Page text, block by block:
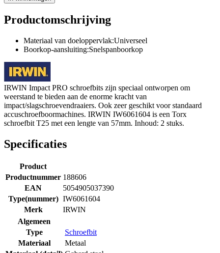
Productomschrijving
Materiaal van doeloppervlak:Universeel
Boorkop-aansluiting:Snelspanboorkop
IRWIN Impact PRO schroefbits zijn speciaal ontworpen om
weerstand te bieden aan de enorme kracht van
impact/slagschroevendraaiers. Ook zeer geschikt voor standaard
accuschroefboormachines. IRWIN IW6061604 is een Torx
schroefbit T25 met een lengte van 57mm. Inhoud: 2 stuks.
Specificaties
Product
Productnummer 188606
EAN
5054905037390
Type(nummer) IW6061604
Merk
IRWIN
Algemeen
Type
Schroefbit
Materiaal
Metaal